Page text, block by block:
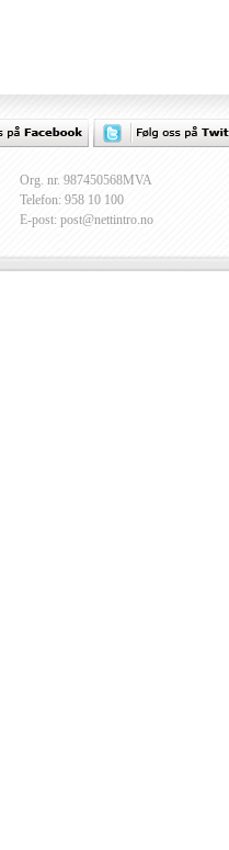
Org. nr. 987450568MVA
Telefon: 958 10 100
E-post: post@nettintro.no